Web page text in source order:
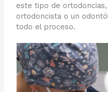
este tipo de
ortodoncista o un
todo el proceso.